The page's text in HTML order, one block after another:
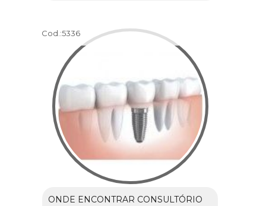
Cod.:5336
ONDE ENCONTRAR CONSULTÓRIO